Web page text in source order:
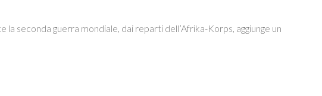
seconda guerra mondiale, dai reparti dell’Afrika-Korps, aggiunge un